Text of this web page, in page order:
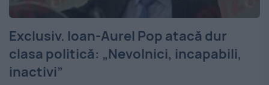
Exclusiv. Ioan-Aurel Pop atacă dur
clasa politică: „Nevolnici, incapabili,
inactivi”